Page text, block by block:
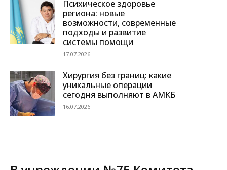
Психическое здоровье
региона: новые
возможности, современные
подходы и развитие
системы помощи
17.07.2026
Хирургия без границ: какие
уникальные операции
сегодня выполняют в АМКБ
16.07.2026